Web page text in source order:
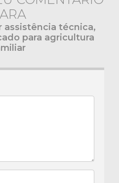
assistência técnica,
para agricultura